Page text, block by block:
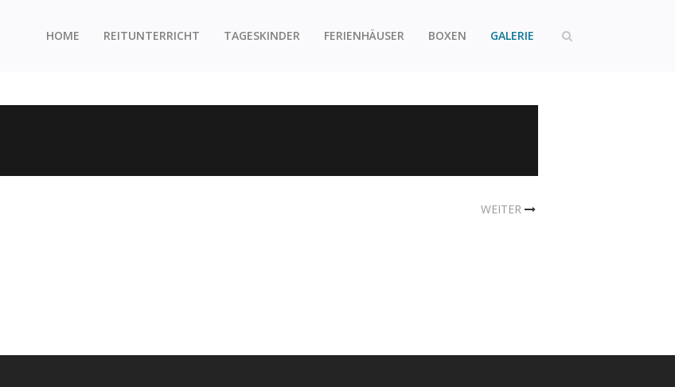
HOME REITUNTERRICHT TAGESKINDER FERIENHÄUSER BOXEN GALERIE
WEITER